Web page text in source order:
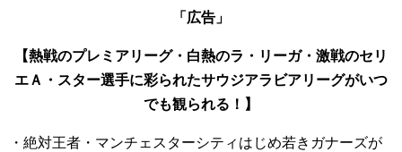
「広告」
【熱戦のプレミアリーグ・白熱のラ・リーガ・激戦のセリ
エＡ・スター選手に彩られたサウジアラビアリーグがいつ
でも観られる！】
・絶対王者・マンチェスターシティはじめ若きガナーズが